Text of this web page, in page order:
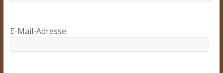
E-Mail-Adresse